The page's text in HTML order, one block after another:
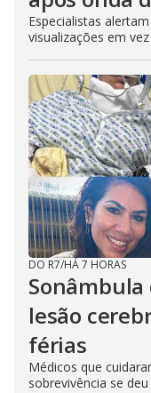
Especialistas
visualizações em
DO R7/HÁ 7 HORAS
Sonâmbula
lesão
férias
Médicos que
sobrevivência se